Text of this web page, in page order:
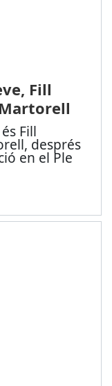
Fill
Fill
després
en el Ple